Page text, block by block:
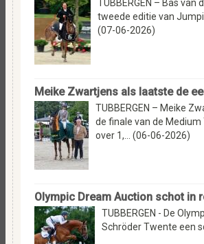
TUBBERGEN – Bas
tweede editie van
(07-06-2026)
Meike Zwartjens als laatste de
TUBBERGEN – Meike
de finale van de
over 1,... (06-06-2026)
Olympic Dream Auction schot in
TUBBERGEN - De
Schröder Twente een